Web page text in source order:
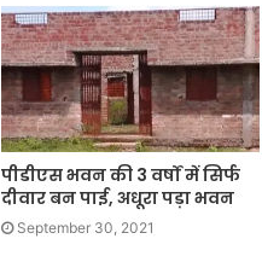
पीडीएस भवन की 3 वर्षों में सिर्फ
दीवार बन पाई, अधूरा पड़ा भवन
September 30, 2021